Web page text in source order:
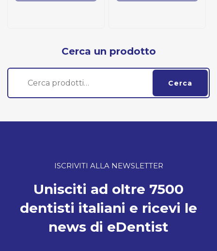
Cerca un prodotto
Cerca:
Cerca
ISCRIVITI ALLA NEWSLETTER
Unisciti ad oltre 7500
dentisti italiani e ricevi le
news di eDentist